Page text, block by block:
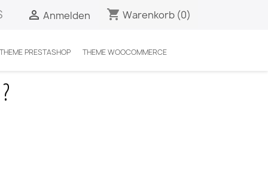
 Anmelden shopping_cart Warenkorb (0)
PRESTASHOP THEME WOOCOMMERCE